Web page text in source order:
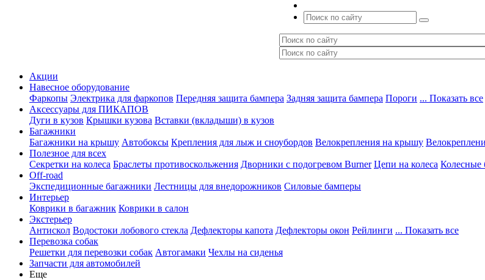
Акции
Навесное оборудование
Фаркопы Электрика для фаркопов Передняя защита бампера Задняя защита бампера Пороги ... Показать все
Аксессуары для ПИКАПОВ
Дуги в кузов Крышки кузова Вставки (вкладыши) в кузов
Багажники
Багажники на крышу Автобоксы Крепления для лыж и сноубордов Велокрепления на крышу
Полезное для всех
Секретки на колеса Браслеты противоскольжения Дворники с подогревом Burner Цепи на колеса Колесные
Off-road
Экспедиционные багажники Лестницы для внедорожников Силовые бамперы
Интерьер
Коврики в багажник Коврики в салон
Экстерьер
Антискол Водостоки лобового стекла Дефлекторы капота Дефлекторы окон Рейлинги ... Показать все
Перевозка собак
Решетки для перевозки собак Автогамаки Чехлы на сиденья
Запчасти для автомобилей
Еще